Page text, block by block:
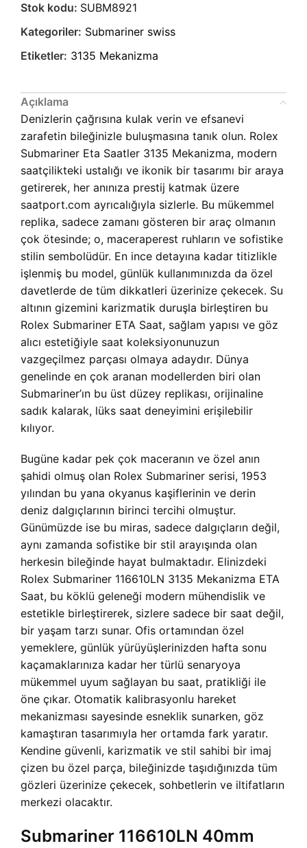
Stok kodu: SUBM8921
Kategoriler: Submariner swiss
Etiketler: 3135 Mekanizma
Açıklama
Denizlerin çağrısına kulak verin ve efsanevi
zarafetin bileğinizle buluşmasına tanık olun. Rolex
Submariner Eta Saatler 3135 Mekanizma, modern
saatçilikteki ustalığı ve ikonik bir tasarımı bir araya
getirerek, her anınıza prestij katmak üzere
saatport.com ayrıcalığıyla sizlerle. Bu mükemmel
replika, sadece zamanı gösteren bir araç olmanın
çok ötesinde; o, maceraperest ruhların ve sofistike
stilin sembolüdür. En ince detayına kadar titizlikle
işlenmiş bu model, günlük kullanımınızda da özel
davetlerde de tüm dikkatleri üzerinize çekecek. Su
altının gizemini karizmatik duruşla birleştiren bu
Rolex Submariner ETA Saat, sağlam yapısı ve göz
alıcı estetiğiyle saat koleksiyonunuzun
vazgeçilmez parçası olmaya adaydır. Dünya
genelinde en çok aranan modellerden biri olan
Submariner’ın bu üst düzey replikası, orijinaline
sadık kalarak, lüks saat deneyimini erişilebilir
kılıyor.
Bugüne kadar pek çok maceranın ve özel anın
şahidi olmuş olan Rolex Submariner serisi, 1953
yılından bu yana okyanus kaşiflerinin ve derin
deniz dalgıçlarının birinci tercihi olmuştur.
Günümüzde ise bu miras, sadece dalgıçların değil,
aynı zamanda sofistike bir stil arayışında olan
herkesin bileğinde hayat bulmaktadır. Elinizdeki
Rolex Submariner 116610LN 3135 Mekanizma ETA
Saat, bu köklü geleneği modern mühendislik ve
estetikle birleştirerek, sizlere sadece bir saat değil,
bir yaşam tarzı sunar. Ofis ortamından özel
yemeklere, günlük yürüyüşlerinizden hafta sonu
kaçamaklarınıza kadar her türlü senaryoya
mükemmel uyum sağlayan bu saat, pratikliği ile
öne çıkar. Otomatik kalibrasyonlu hareket
mekanizması sayesinde esneklik sunarken, göz
kamaştıran tasarımıyla her ortamda fark yaratır.
Kendine güvenli, karizmatik ve stil sahibi bir imaj
çizen bu özel parça, bileğinizde taşıdığınızda tüm
gözleri üzerinize çekecek, sohbetlerin ve iltifatların
merkezi olacaktır.
Submariner 116610LN 40mm